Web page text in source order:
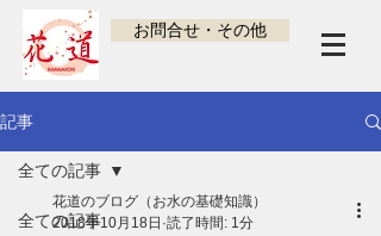
お問合せ・その他
記事
全ての記事
全ての記事
花道のブログ（お水の基礎知識）
2018年10月18日 読了時間: 1分